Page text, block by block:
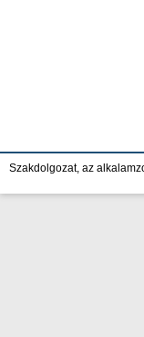
Szakdolgozat, az